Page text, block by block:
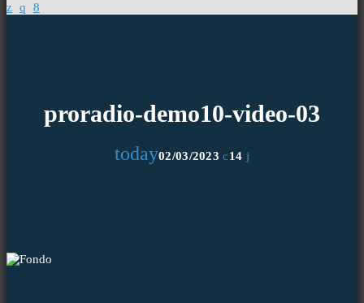
proradio-demo10-video-03
today02/03/2023 14